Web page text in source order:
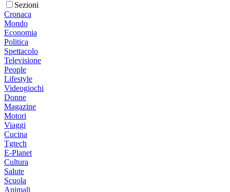
Sezioni
Cronaca
Mondo
Economia
Politica
Spettacolo
Televisione
People
Lifestyle
Videogiochi
Donne
Magazine
Motori
Viaggi
Cucina
Tgtech
E-Planet
Cultura
Salute
Scuola
Animali